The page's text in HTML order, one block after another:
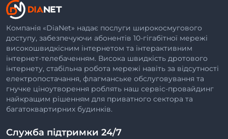
Компанія «DiaNet» надає послуги широкосмугового
доступу, забезпечуючи абонентів 10-гігабітної мережі
високошвидкісним інтернетом та інтерактивним
інтернет-телебаченням. Висока швидкість дротового
інтернету, стабільна робота мережі навіть за відсутності
електропостачання, флагманське обслуговування та
гнучке ціноутворення роблять наш сервіс-провайдинг
найкращим рішенням для приватного сектора та
багатоквартирних будинків.
Служба підтримки 24/7